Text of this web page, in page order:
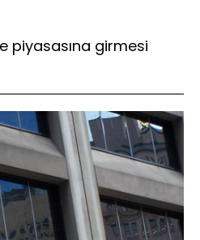
piyasasına girmesi